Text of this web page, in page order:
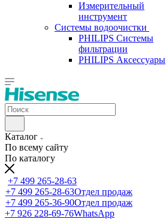
Измерительный
инструмент
Системы водоочистки
PHILIPS Системы
фильтрации
PHILIPS Аксессуары
Каталог
По всему сайту
По каталогу
+7 499 265-28-63
+7 499 265-28-63Отдел продаж
+7 499 265-36-90Отдел продаж
+7 926 228-69-76WhatsApp